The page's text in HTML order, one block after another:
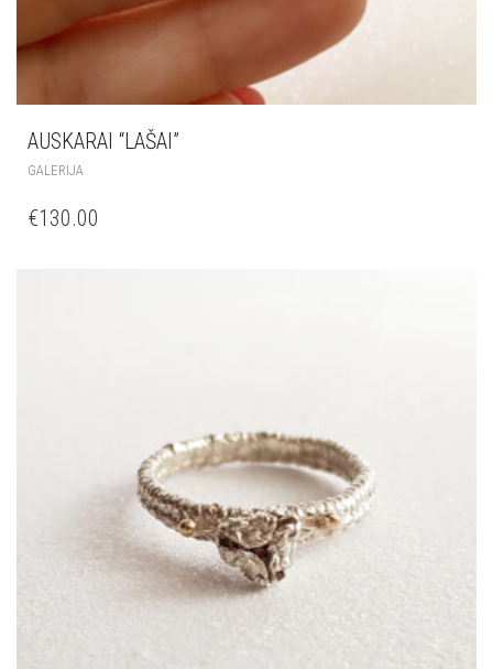
AUSKARAI “LAŠAI”
GALERIJA
€130.00